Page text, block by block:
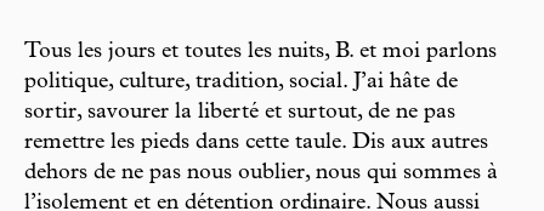
Tous les jours et toutes les nuits, B. et moi parlons
politique, culture, tradition, social. J’ai hâte de
sortir, savourer la liberté et surtout, de ne pas
remettre les pieds dans cette taule. Dis aux autres
dehors de ne pas nous oublier, nous qui sommes à
l’isolement et en détention ordinaire. Nous aussi